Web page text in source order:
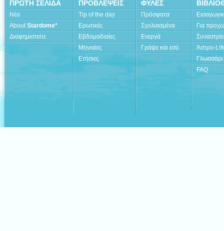
ΠΡΩΤΗ ΣΕΛΙΔΑ
Νέα
AboutStardome*
Διαφημιστείτε
ΠΡΟΒΛΕΨΕΙΣ
Tip of the day
Ερωτικές
Εβδομαδιαίες
Μηνιαίες
Ετήσιες
ΦΥΛΕΣ
Πρόσφατα
Σχολιασμένα
Ενεργά
Γράψε και εσύ
Για
Άστρο-
Γλωσσάρι
FAQ